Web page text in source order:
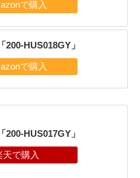
200-HUS018GY」
200-HUS017GY」